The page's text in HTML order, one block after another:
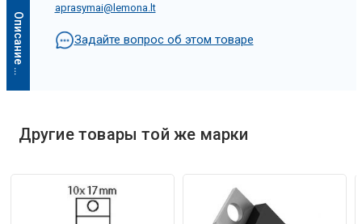
О
п
и
с
а
н
и
е
и
с
к
у
с
с
т
в
е
н
н
о
г
о
и
н
т
е
л
л
е
к
т
а
aprasymai@lemona.lt
Задайте вопрос об этом товаре
Другие товары той же марки